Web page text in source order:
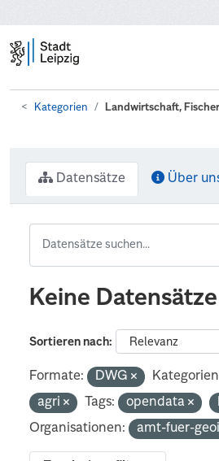
Kategorien Landwirtschaft,
Datensätze Über
Keine
Sortieren nach
Formate: DWG
agri
Tags: opendata
Organisationen:
amt-fuer-